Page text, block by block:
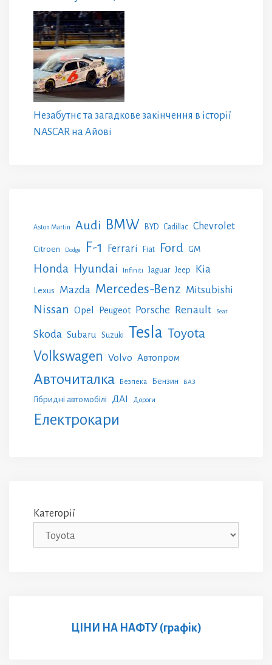
Незабутнє та загадкове закінчення в історії
NASCAR на Айові
Aston Martin Audi BMW BYD Cadillac Chevrolet
Citroen Dodge F-1 Ferrari Fiat Ford GM
Honda Hyundai Infiniti Jaguar Jeep Kia
Lexus Mazda Mercedes-Benz Mitsubishi
Nissan Opel Peugeot Porsche Renault Seat
Skoda Subaru Suzuki Tesla Toyota
Volkswagen Volvo Автопром
Авточиталка Безпека Бензин ВАЗ
Гібридні автомобілі ДАІ Дороги
Електрокари
Категорії
ЦІНИ НА НАФТУ (графік)